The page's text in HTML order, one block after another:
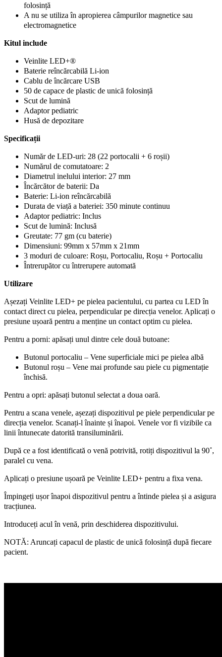
folosință
A nu se utiliza în apropierea câmpurilor magnetice sau
electromagnetice
Kitul include
Veinlite LED+®
Baterie reîncărcabilă Li-ion
Cablu de încărcare USB
50 de capace de plastic de unică folosință
Scut de lumină
Adaptor pediatric
Husă de depozitare
Specificații
Număr de LED-uri: 28 (22 portocalii + 6 roșii)
Numărul de comutatoare: 2
Diametrul inelului interior: 27 mm
Încărcător de baterii: Da
Baterie: Li-ion reîncărcabilă
Durata de viață a bateriei: 350 minute continuu
Adaptor pediatric: Inclus
Scut de lumină: Inclusă
Greutate: 77 gm (cu baterie)
Dimensiuni: 99mm x 57mm x 21mm
3 moduri de culoare: Roșu, Portocaliu, Roșu + Portocaliu
Întrerupător cu întrerupere automată
Utilizare
Așezați Veinlite LED+ pe pielea pacientului, cu partea cu LED în
contact direct cu pielea, perpendicular pe direcția venelor. Aplicați o
presiune ușoară pentru a menține un contact optim cu pielea.
Pentru a porni: apăsați unul dintre cele două butoane:
Butonul portocaliu – Vene superficiale mici pe pielea albă
Butonul roșu – Vene mai profunde sau piele cu pigmentație
închisă.
Pentru a opri: apăsați butonul selectat a doua oară.
Pentru a scana venele, așezați dispozitivul pe piele perpendicular pe
direcția venelor. Scanați-l înainte și înapoi. Venele vor fi vizibile ca
linii întunecate datorită transiluminării.
După ce a fost identificată o venă potrivită, rotiți dispozitivul la 90˚,
paralel cu vena.
Aplicați o presiune ușoară pe Veinlite LED+ pentru a fixa vena.
Împingeți ușor înapoi dispozitivul pentru a întinde pielea și a asigura
tracțiunea.
Introduceți acul în venă, prin deschiderea dispozitivului.
NOTĂ: Aruncați capacul de plastic de unică folosință după fiecare
pacient.